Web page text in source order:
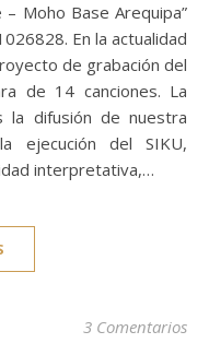
Moho Base Arequipa”
En la actualidad
de grabación del
de 14 canciones. La
la difusión de nuestra
ejecución del SIKU,
interpretativa,…
3 Comentarios